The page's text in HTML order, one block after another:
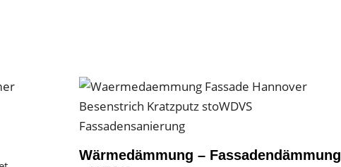
Wärmedämmung – Fassadendämmung